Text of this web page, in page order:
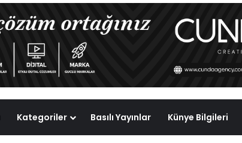
Kategoriler Basılı Yayınlar Künye Bilgileri